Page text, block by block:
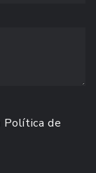
Política de